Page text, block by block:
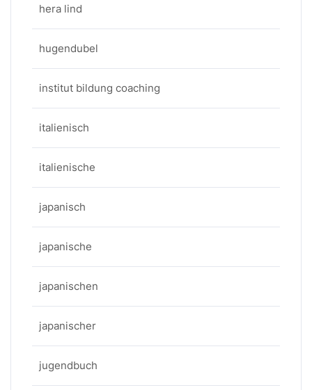
hera lind
hugendubel
institut bildung coaching
italienisch
italienische
japanisch
japanische
japanischen
japanischer
jugendbuch